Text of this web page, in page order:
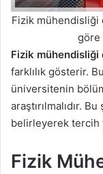
Fizik mühendisliği
göre
Fizik mühendisliği
farklılık gösterir.
üniversitenin
araştırılmalıdır.
belirleyerek tercih
Fizik